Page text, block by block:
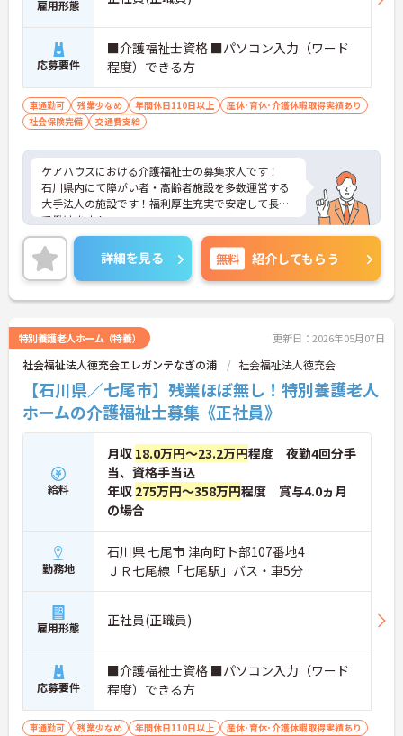
雇用形態
応募要件
■介護福祉士資格 ■パソコン入力（ワード
程度）できる方
車通勤可 残業少なめ 年間休日110日以上
産休･育休･介護休暇取得実績あり
社会保険完備
交通費支給
ケアハウスにおける介護福祉士の募集求人です！
石川県内にて障がい者・高齢者施設を多数運営する
大手法人の施設です！福利厚生充実で安定して長期
で働けます！
ご興味ある方には、面接のポイントなど、さらに詳
細をお話致しますのでお気軽にご相談ください。
詳細を見る 無料 紹介してもらう
特別養護老人ホーム（特養） 更新日：2026年05月07日
社会福祉法人徳充会エレガンテなぎの浦 社会福祉法人徳充会
【石川県／七尾市】残業ほぼ無し！特別養護老人
ホームの介護福祉士募集《正社員》
給料
月収 18.0万円～23.2万円程度 夜勤4回分手
当、資格手当込
年収 275万円～358万円程度 賞与4.0ヵ月
の場合
勤務地
石川県 七尾市 津向町ト部107番地4
ＪＲ七尾線「七尾駅」バス・車5分
雇用形態 正社員(正職員)
応募要件
■介護福祉士資格 ■パソコン入力（ワード
程度）できる方
車通勤可 残業少なめ 年間休日110日以上
産休･育休･介護休暇取得実績あり